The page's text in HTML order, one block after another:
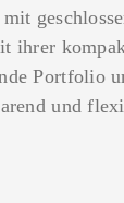
ihrer
Portfolio
und